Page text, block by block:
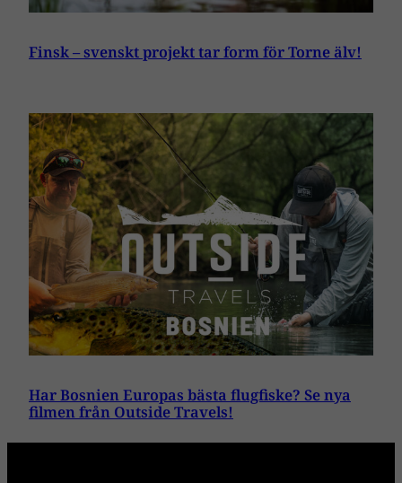
Finsk – svenskt projekt tar form för Torne älv!
Har Bosnien Europas bästa flugfiske? Se nya
filmen från Outside Travels!